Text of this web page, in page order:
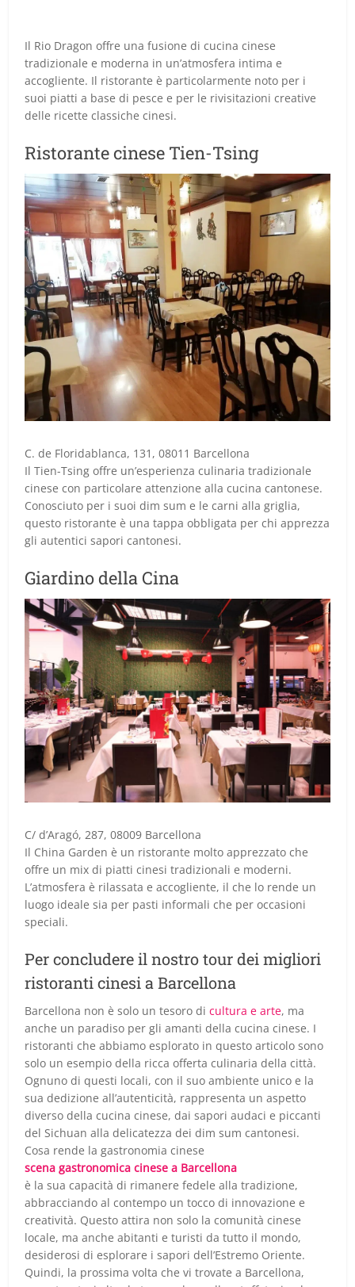
Il Rio Dragon offre una fusione di cucina cinese
tradizionale e moderna in un’atmosfera intima e
accogliente. Il ristorante è particolarmente noto per i
suoi piatti a base di pesce e per le rivisitazioni creative
delle ricette classiche cinesi.
Ristorante cinese Tien-Tsing
C. de Floridablanca, 131, 08011 Barcellona
Il Tien-Tsing offre un’esperienza culinaria tradizionale
cinese con particolare attenzione alla cucina cantonese.
Conosciuto per i suoi dim sum e le carni alla griglia,
questo ristorante è una tappa obbligata per chi apprezza
gli autentici sapori cantonesi.
Giardino della Cina
C/ d’Aragó, 287, 08009 Barcellona
Il China Garden è un ristorante molto apprezzato che
offre un mix di piatti cinesi tradizionali e moderni.
L’atmosfera è rilassata e accogliente, il che lo rende un
luogo ideale sia per pasti informali che per occasioni
speciali.
Per concludere il nostro tour dei migliori
ristoranti cinesi a Barcellona
Barcellona non è solo un tesoro dicultura e arte, ma
anche un paradiso per gli amanti della cucina cinese. I
ristoranti che abbiamo esplorato in questo articolo sono
solo un esempio della ricca offerta culinaria della città.
Ognuno di questi locali, con il suo ambiente unico e la
sua dedizione all’autenticità, rappresenta un aspetto
diverso della cucina cinese, dai sapori audaci e piccanti
del Sichuan alla delicatezza dei dim sum cantonesi.
Cosa rende la gastronomia cinese
scena gastronomica cinese a Barcellona
è la sua capacità di rimanere fedele alla tradizione,
abbracciando al contempo un tocco di innovazione e
creatività. Questo attira non solo la comunità cinese
locale, ma anche abitanti e turisti da tutto il mondo,
desiderosi di esplorare i sapori dell’Estremo Oriente.
Quindi, la prossima volta che vi trovate a Barcellona,